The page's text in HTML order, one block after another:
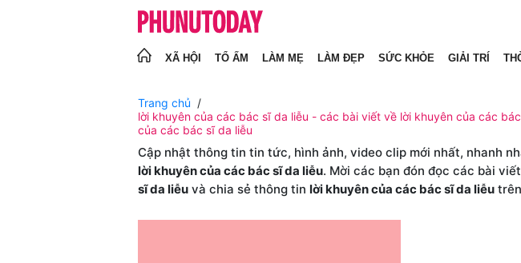
XÃ HỘI TỔ ẤM LÀM MẸ LÀM ĐẸP SỨC KHỎE GIẢI TRÍ
Trang chủ
lời khuyên của các bác sĩ da liễu - các bài viết về lời khuyên của các
của các bác sĩ da liễu
Cập nhật thông tin tin tức, hình ảnh, video clip mới nhất, nhanh
lời khuyên của các bác sĩ da liễu. Mời các bạn đón đọc các bài
sĩ da liễu và chia sẻ thông tin lời khuyên của các bác sĩ da liễu